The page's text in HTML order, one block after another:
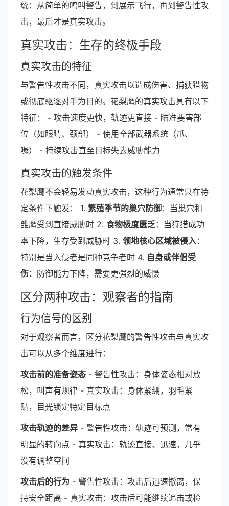
统：从简单的鸣叫警告，到展示飞行，再到警告性攻
击，最后才是真实攻击。
真实攻击：生存的终极手段
真实攻击的特征
与警告性攻击不同，真实攻击以造成伤害、捕获猎物
或彻底驱逐对手为目的。花梨鹰的真实攻击具有以下
特征： - 攻击速度更快，轨迹更直接 - 瞄准要害部
位（如眼睛、颈部） - 使用全部武器系统（爪、
喙） - 持续攻击直至目标失去威胁能力
真实攻击的触发条件
花梨鹰不会轻易发动真实攻击，这种行为通常只在特
定条件下触发： 1. 繁殖季节的巢穴防御：当巢穴和
雏鹰受到直接威胁时 2. 食物极度匮乏：当狩猎成功
率下降，生存受到威胁时 3. 领地核心区域被侵入：
特别是当入侵者是同种竞争者时 4. 自身或伴侣受
伤：防御能力下降，需要更强烈的威慑
区分两种攻击：观察者的指南
行为信号的区别
对于观察者而言，区分花梨鹰的警告性攻击与真实攻
击可以从多个维度进行：
攻击前的准备姿态 - 警告性攻击：身体姿态相对放
松，叫声有规律 - 真实攻击：身体紧绷，羽毛紧
贴，目光锁定特定目标点
攻击轨迹的差异 - 警告性攻击：轨迹可预测，常有
明显的转向点 - 真实攻击：轨迹直接、迅速，几乎
没有调整空间
攻击后的行为 - 警告性攻击：攻击后迅速撤离，保
持安全距离 - 真实攻击：攻击后可能继续追击或检